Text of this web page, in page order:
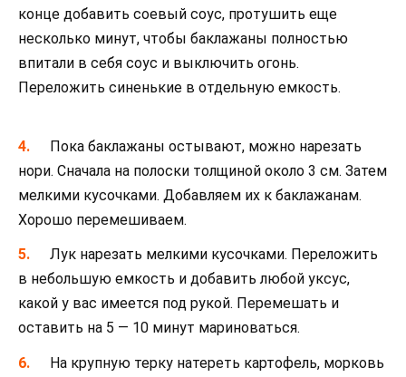
конце добавить соевый соус, протушить еще
несколько минут, чтобы баклажаны полностью
впитали в себя соус и выключить огонь.
Переложить синенькие в отдельную емкость.
Пока баклажаны остывают, можно нарезать
нори. Сначала на полоски толщиной около 3 см. Затем
мелкими кусочками. Добавляем их к баклажанам.
Хорошо перемешиваем.
Лук нарезать мелкими кусочками. Переложить
в небольшую емкость и добавить любой уксус,
какой у вас имеется под рукой. Перемешать и
оставить на 5 — 10 минут мариноваться.
На крупную терку натереть картофель, морковь